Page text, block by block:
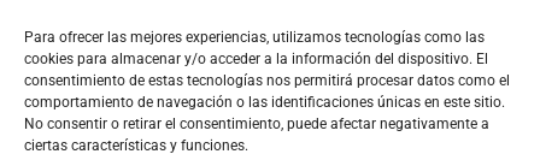
Para ofrecer las mejores experiencias, utilizamos tecnologías como las
cookies para almacenar y/o acceder a la información del dispositivo. El
consentimiento de estas tecnologías nos permitirá procesar datos como el
comportamiento de navegación o las identificaciones únicas en este sitio.
No consentir o retirar el consentimiento, puede afectar negativamente a
ciertas características y funciones.
LA FALANGE
Reproductor
de
vídeo